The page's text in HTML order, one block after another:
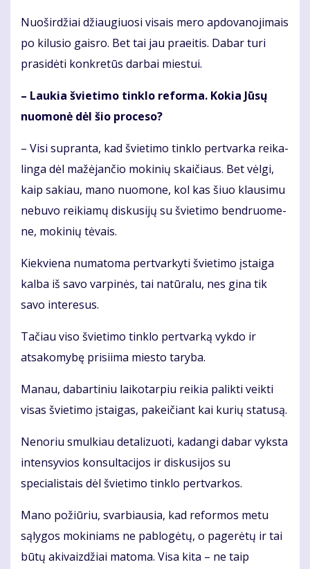
Nuoširdžiai džiau­giuo­si vi­sais me­ro ap­do­va­no­ji­mais
po ki­lu­sio gais­ro. Bet tai jau praeitis. Da­bar tu­ri
pra­si­dė­ti kon­kre­tūs dar­bai mies­tui.
– Lau­kia švie­ti­mo tin­klo re­for­ma. Ko­kia Jū­sų
nuo­mo­nė dėl šio pro­ce­so?
– Vi­si su­pran­ta, kad švie­ti­mo tin­klo per­tvar­ka rei­ka­
lin­ga dėl ma­žė­jan­čio mo­ki­nių skai­čiaus. Bet vėl­gi,
kaip sa­kiau, mano nuomone, kol kas šiuo klau­si­mu
nebuvo reikiamų dis­ku­si­jų su švie­ti­mo ben­druo­me­
ne, mo­ki­nių tė­vais.
Kiek­vie­na nu­ma­to­ma per­tvar­ky­ti švie­ti­mo įstai­ga
kal­ba iš sa­vo var­pi­nės, tai natūralu, nes gina tik
savo interesus.
Tačiau viso švietimo tinklo pertvarką vykdo ir
atsakomybę prisiima miesto taryba.
Manau, dabartiniu laikotarpiu reikia palikti veikti
visas švietimo įstaigas, pakeičiant kai kurių statusą.
Nenoriu smulkiau detalizuoti, kadangi dabar vyksta
intensyvios konsultacijos ir diskusijos su
specialistais dėl švietimo tinklo pertvarkos.
Mano požiūriu, svarbiausia, kad reformos metu
sąlygos mokiniams ne pablogėtų, o pagerėtų ir tai
būtų akivaizdžiai matoma. Visa kita – ne taip